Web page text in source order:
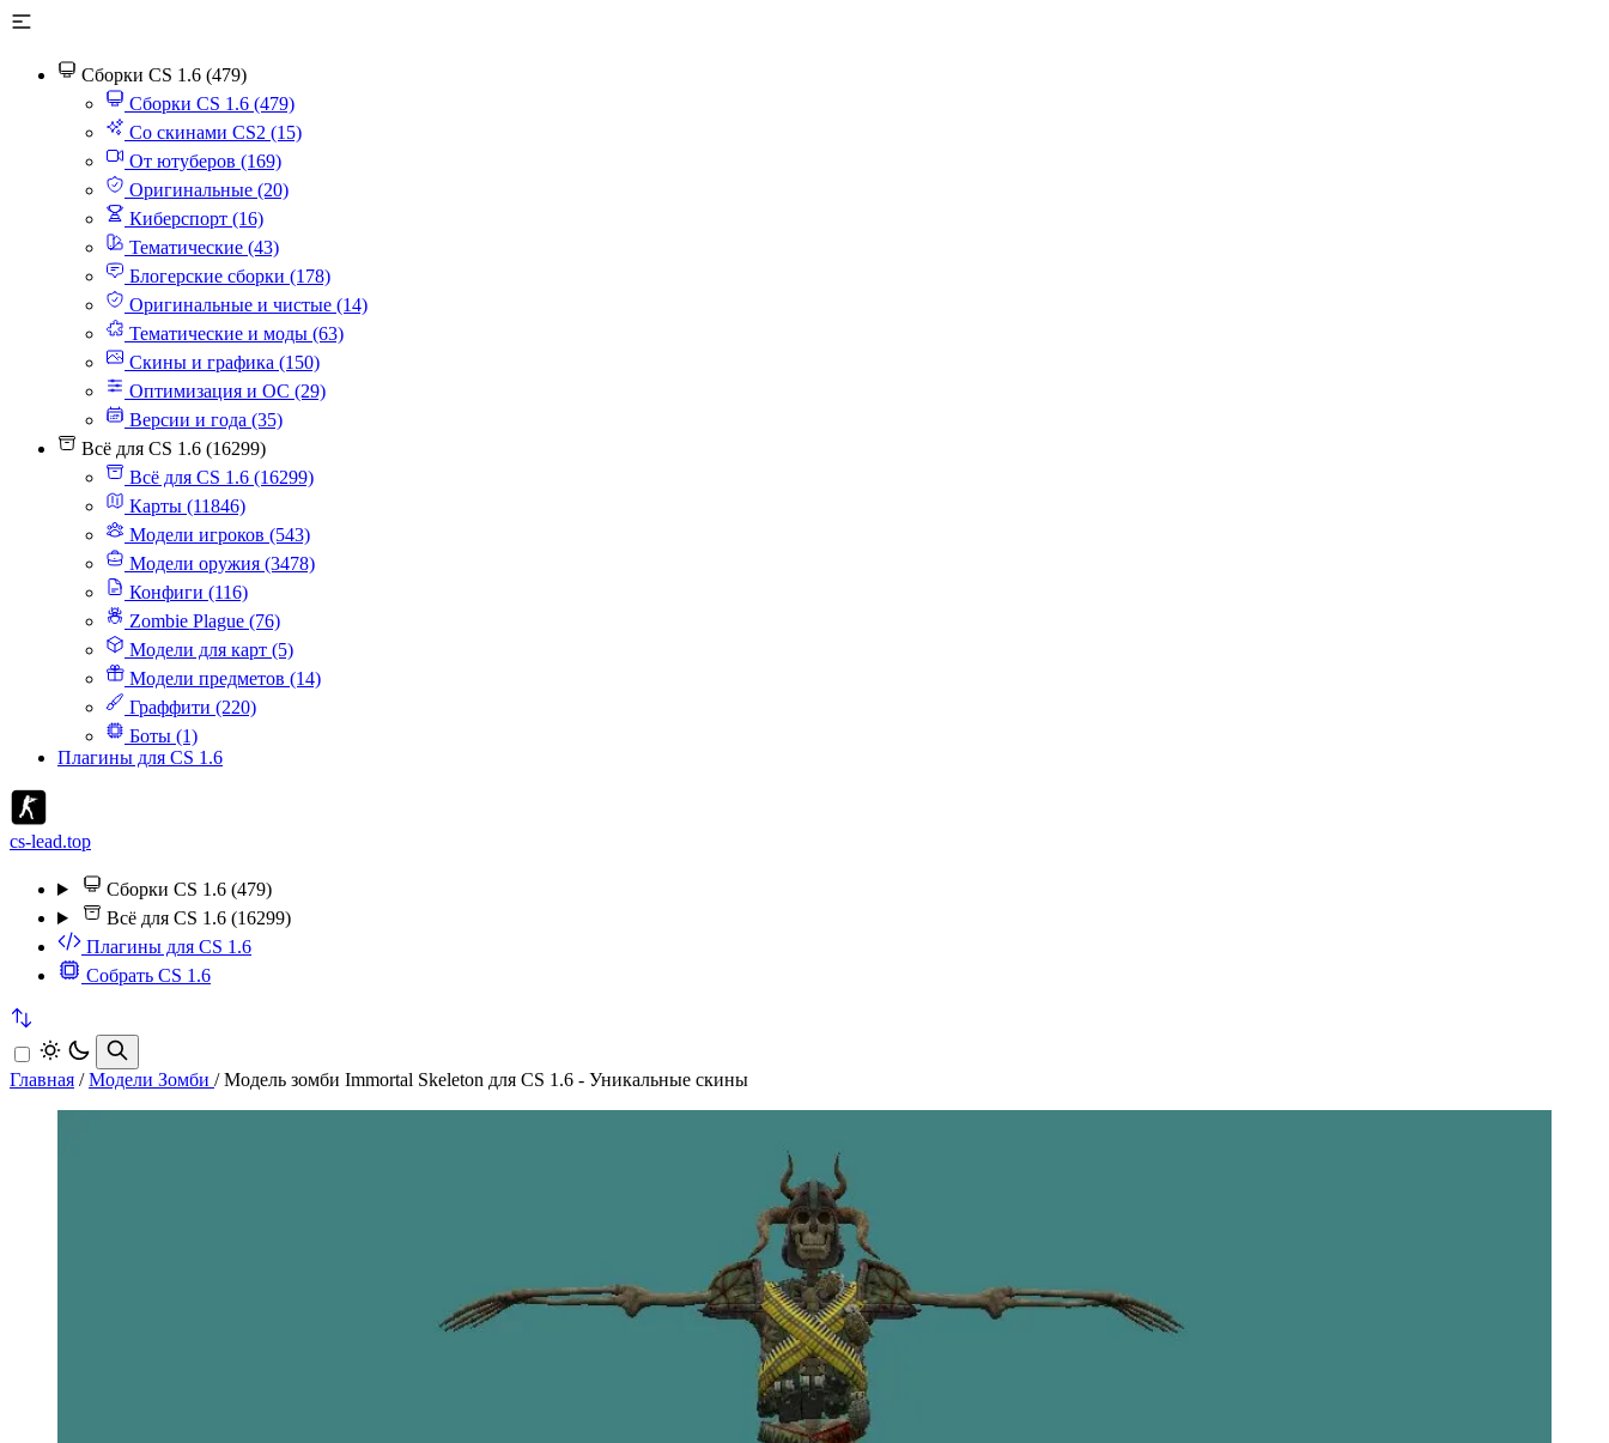
Сборки CS 1.6 (479)
Сборки CS 1.6 (479)
Со скинами CS2 (15)
От ютуберов (169)
Оригинальные (20)
Киберспорт (16)
Тематические (43)
Блогерские сборки (178)
Оригинальные и чистые (14)
Тематические и моды (63)
Скины и графика (150)
Оптимизация и ОС (29)
Версии и года (35)
Всё для CS 1.6 (16299)
Всё для CS 1.6 (16299)
Карты (11846)
Модели игроков (543)
Модели оружия (3478)
Конфиги (116)
Zombie Plague (76)
Модели для карт (5)
Модели предметов (14)
Граффити (220)
Боты (1)
Плагины для CS 1.6
cs-lead.top
Сборки CS 1.6 (479)
Всё для CS 1.6 (16299)
Плагины для CS 1.6
Собрать CS 1.6
Главная / Модели Зомби / Модель зомби Immortal Skeleton для CS 1.6 - Уникальные скины